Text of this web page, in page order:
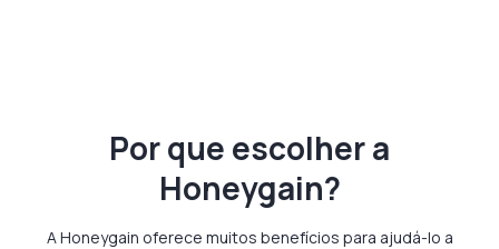
Por que escolher a
Honeygain?
A Honeygain oferece muitos benefícios para ajudá-lo a